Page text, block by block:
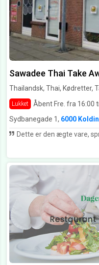
Sawadee Thai Take
Thailandsk, Thai, Kødretter,
Lukket Åbent Fre. fra 16:00
Sydbanegade 1, 6000
Dette er den ægte vare,